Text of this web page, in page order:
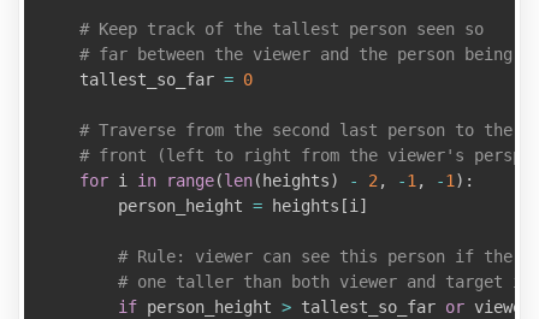
# Keep track of the tallest person seen so
# far between the viewer and the person being
    tallest_so_far
= 0
# Traverse from the second last person to the
# front (left to right from the viewer's
for i in range(len( heights) - 2 , -1 , -1 ) :
        person_height
= heights [i ]
# Rule: viewer can see this person if
# one taller than both viewer and target in
if person_height > tallest_so_far or